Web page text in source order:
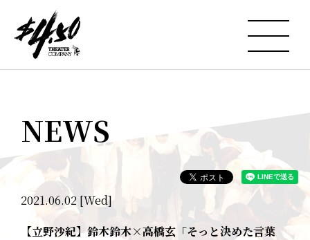
NEWS
2021.06.02 [Wed]
【立野沙紀】鈴木鈴木×高橋玄「そっと決めた言葉